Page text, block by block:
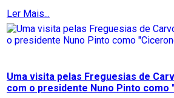
Ler Mais...
Uma visita pelas Freguesias de
com o presidente Nuno Pinto como